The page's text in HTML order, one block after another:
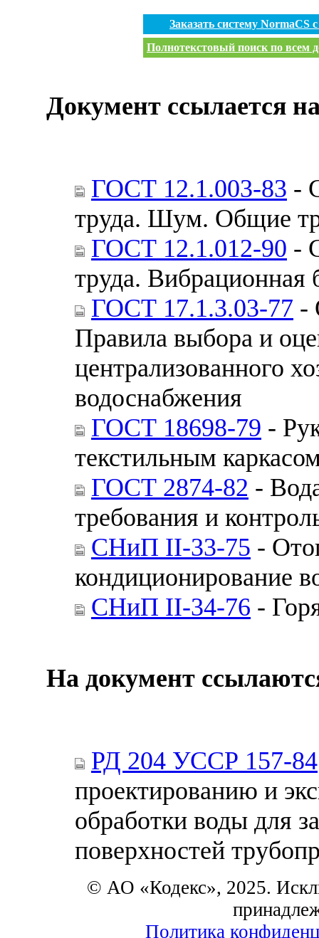
Заказать систему
Полнотекстовый поиск по всем
Документ ссылается
ГОСТ 12.1.003-83 -
труда. Шум. Общие
ГОСТ 12.1.012-90 -
труда. Вибрационная
ГОСТ 17.1.3.03-77 -
Правила выбора и
централизованного
водоснабжения
ГОСТ 18698-79 -
текстильным
ГОСТ 2874-82 -
требования и
СНиП II-33-75 -
кондиционирование
СНиП II-34-76 -
На документ
РД 204 УССР 157-84
проектированию и
обработки воды для
поверхностей
© АО «Кодекс», 2025.
Политика